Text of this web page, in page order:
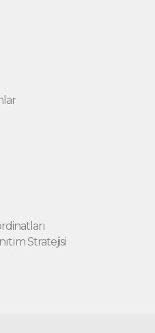
Stratejisi